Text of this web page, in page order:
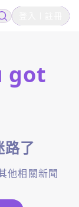
got
路了
他相關新聞